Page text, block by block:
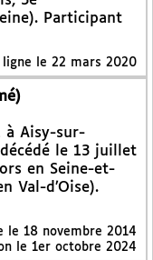
Participant
le 22 mars 2020
à Aisy-sur-
le 13 juillet
en Seine-et-
Val-d’Oise).
le 18 novembre 2014
le 1er octobre 2024